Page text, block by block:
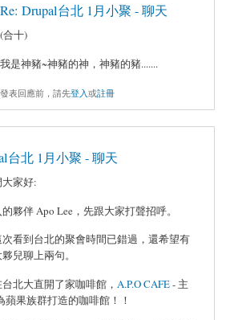
Re: Drupal台北 1月小聚 - 聊天
(合十)
我是神豬~神豬的神，神豬的豬.......
發表回應前，請先登入或註冊
台北 1月小聚 - 聊天
家好:
夥伴 Apo Lee，先跟大家打聲招呼。
看到台北的聚會時間已錯過，還希望有
兒聊上兩句。
北大直開了家咖啡館， A.P.O CAFE- 主
蘋果族群打造的咖啡館！！